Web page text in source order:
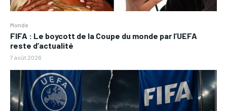
Monde
FIFA : Le boycott de la Coupe du monde par l’UEFA
reste d’actualité
7 août 2026